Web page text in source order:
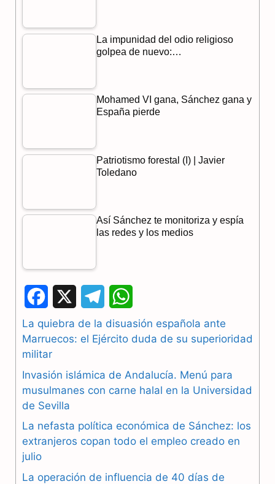
La impunidad del odio religioso
golpea de nuevo:…
Mohamed VI gana, Sánchez gana y
España pierde
Patriotismo forestal (I) | Javier
Toledano
Así Sánchez te monitoriza y espía
las redes y los medios
a
c
b
o
o
e
l
g
a
h
a
s
p
La quiebra de la disuasión española ante
Marruecos: el Ejército duda de su superioridad
militar
Invasión islámica de Andalucía. Menú para
musulmanes con carne halal en la Universidad
de Sevilla
La nefasta política económica de Sánchez: los
extranjeros copan todo el empleo creado en
julio
La operación de influencia de 40 días de